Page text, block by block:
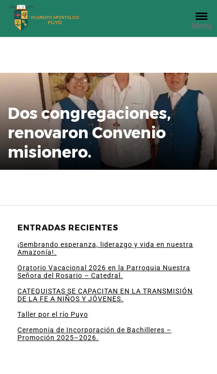
Saltar
contenido
Menu
Dos congregaciones,
renovaron Convenio
misionero.
ENTRADAS RECIENTES
¡Sembrando esperanza, liderazgo y vida en nuestra
Amazonía!.
Oratorio Vacacional 2026 en la Parroquia Nuestra
Señora del Rosario – Catedral.
CATEQUISTAS SE CAPACITAN EN LA TRANSMISIÓN
DE LA FE A NIÑOS Y JÓVENES.
Taller por el río Puyo
Ceremonia de Incorporación de Bachilleres –
Promoción 2025–2026.